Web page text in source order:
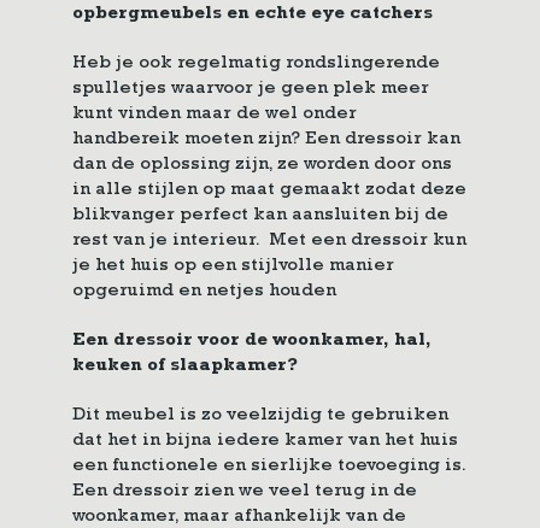
opbergmeubels en echte eye catchers
Heb je ook regelmatig rondslingerende
spulletjes waarvoor je geen plek meer
kunt vinden maar de wel onder
handbereik moeten zijn? Een dressoir kan
dan de oplossing zijn, ze worden door ons
in alle stijlen op maat gemaakt zodat deze
blikvanger perfect kan aansluiten bij de
rest van je interieur. Met een dressoir kun
je het huis op een stijlvolle manier
opgeruimd en netjes houden
Een dressoir voor de woonkamer, hal,
keuken of slaapkamer?
Dit meubel is zo veelzijdig te gebruiken
dat het in bijna iedere kamer van het huis
een functionele en sierlijke toevoeging is.
Een dressoir zien we veel terug in de
woonkamer, maar afhankelijk van de